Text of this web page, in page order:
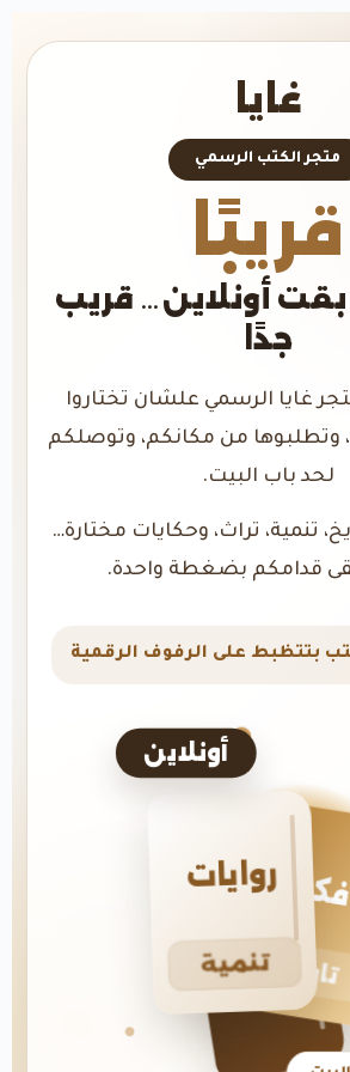
غايا
متجر الكتب الرسمي
قريبًا
بقت أونلاين… قريب
جدًا
غايا الرسمي علشان تختاروا
وتطلبوها من مكانكم، وتوصلكم
لحد باب البيت.
تنمية، تراث، وحكايات مختارة…
قدامكم بضغطة واحدة.
بتتظبط على الرفوف الرقمية
أونلاين
فكر
تاريخ
روايات
تنمية